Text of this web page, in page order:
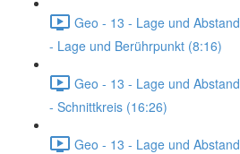
Geo - 13 - Lage und
- Lage und Berührpunkt (8:16)
Geo - 13 - Lage und
- Schnittkreis (16:26)
Geo - 13 - Lage und